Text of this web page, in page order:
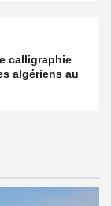
calligraphie
algériens au